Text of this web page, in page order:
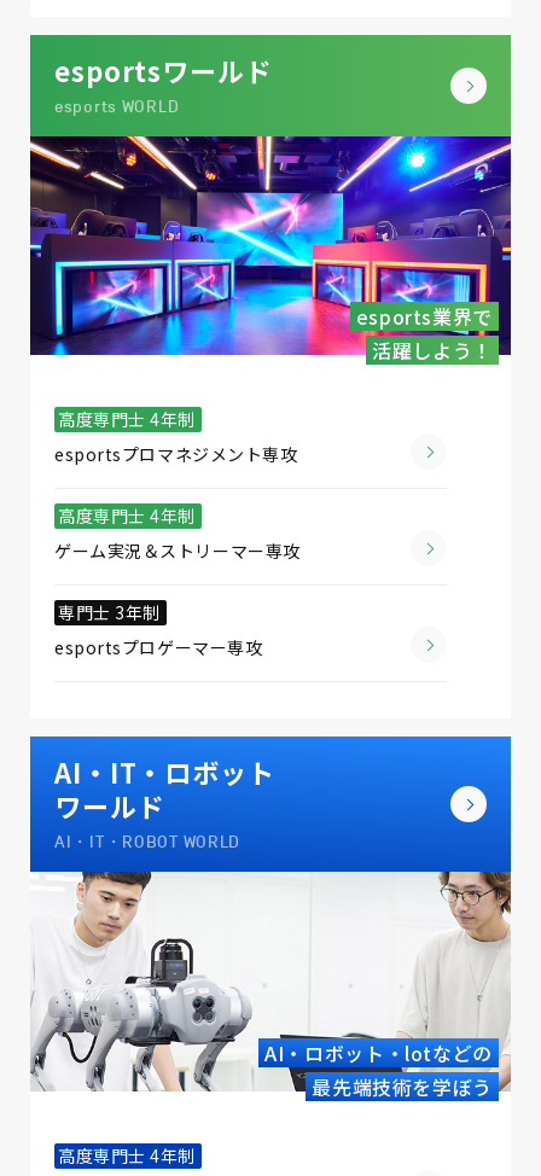
esportsワールド
esports WORLD
esports業界で
活躍しよう！
高度専門士 4年制
esportsプロマネジメント専攻
高度専門士 4年制
ゲーム実況＆ストリーマー専攻
専門士 3年制
esportsプロゲーマー専攻
AI・IT・ロボット
ワールド
AI・IT・ROBOT WORLD
AI・ロボット・lotなどの
最先端技術を学ぼう
高度専門士 4年制